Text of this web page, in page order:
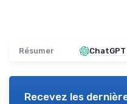
Résumer ChatGPT
Recevez les